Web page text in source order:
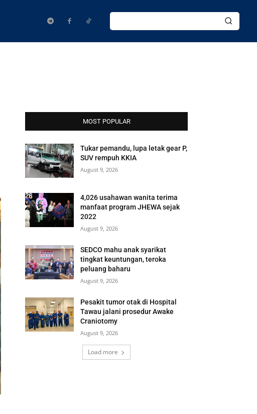
MOST POPULAR
Tukar pemandu, lupa letak gear P,
SUV rempuh KKIA
August 9, 2026
4,026 usahawan wanita terima
manfaat program JHEWA sejak
2022
August 9, 2026
SEDCO mahu anak syarikat
tingkat keuntungan, teroka
peluang baharu
August 9, 2026
Pesakit tumor otak di Hospital
Tawau jalani prosedur Awake
Craniotomy
August 9, 2026
Load more